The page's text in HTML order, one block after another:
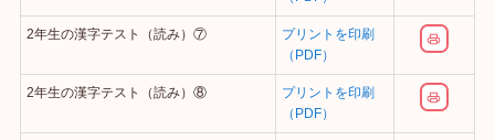
2年生の漢字テスト（読み）⑦
プリントを印刷
（PDF）
2年生の漢字テスト（読み）⑧
プリントを印刷
（PDF）